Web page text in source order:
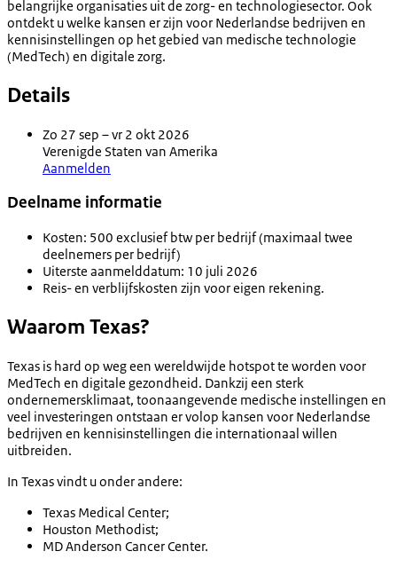
belangrijke organisaties uit de zorg- en technologiesector. Ook
ontdekt u welke kansen er zijn voor Nederlandse bedrijven en
kennisinstellingen op het gebied van medische technologie
(MedTech) en digitale zorg.
Details
Zo 27 sep – vr 2 okt 2026
Verenigde Staten van Amerika
Aanmelden
Deelname informatie
Kosten: 500 exclusief btw per bedrijf (maximaal twee
deelnemers per bedrijf)
Uiterste aanmelddatum: 10 juli 2026
Reis- en verblijfskosten zijn voor eigen rekening.
Waarom Texas?
Texas is hard op weg een wereldwijde hotspot te worden voor
MedTech en digitale gezondheid. Dankzij een sterk
ondernemersklimaat, toonaangevende medische instellingen en
veel investeringen ontstaan er volop kansen voor Nederlandse
bedrijven en kennisinstellingen die internationaal willen
uitbreiden.
In Texas vindt u onder andere:
Texas Medical Center;
Houston Methodist;
MD Anderson Cancer Center.